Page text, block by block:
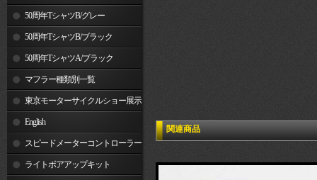
50周年TシャツB/グレー
50周年TシャツB/ブラック
50周年TシャツA/ブラック
マフラー種類別一覧
東京モーターサイクルショー展示
車両 English
スピードメーターコントローラー
ライトボアアップキット
関連商品